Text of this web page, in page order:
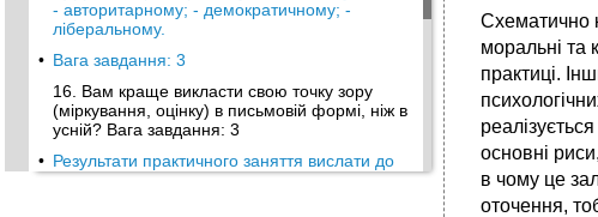
- авторитарному; - демократичному; -
ліберальному.
• Вага завдання: 3
16. Вам краще викласти свою точку зору
(міркування, оцінку) в письмовій формі, ніж в
усній? Вага завдання: 3
• Результати практичного заняття вислати до
Схематично
моральні та
практиці.
основні
в чому це
оточення,